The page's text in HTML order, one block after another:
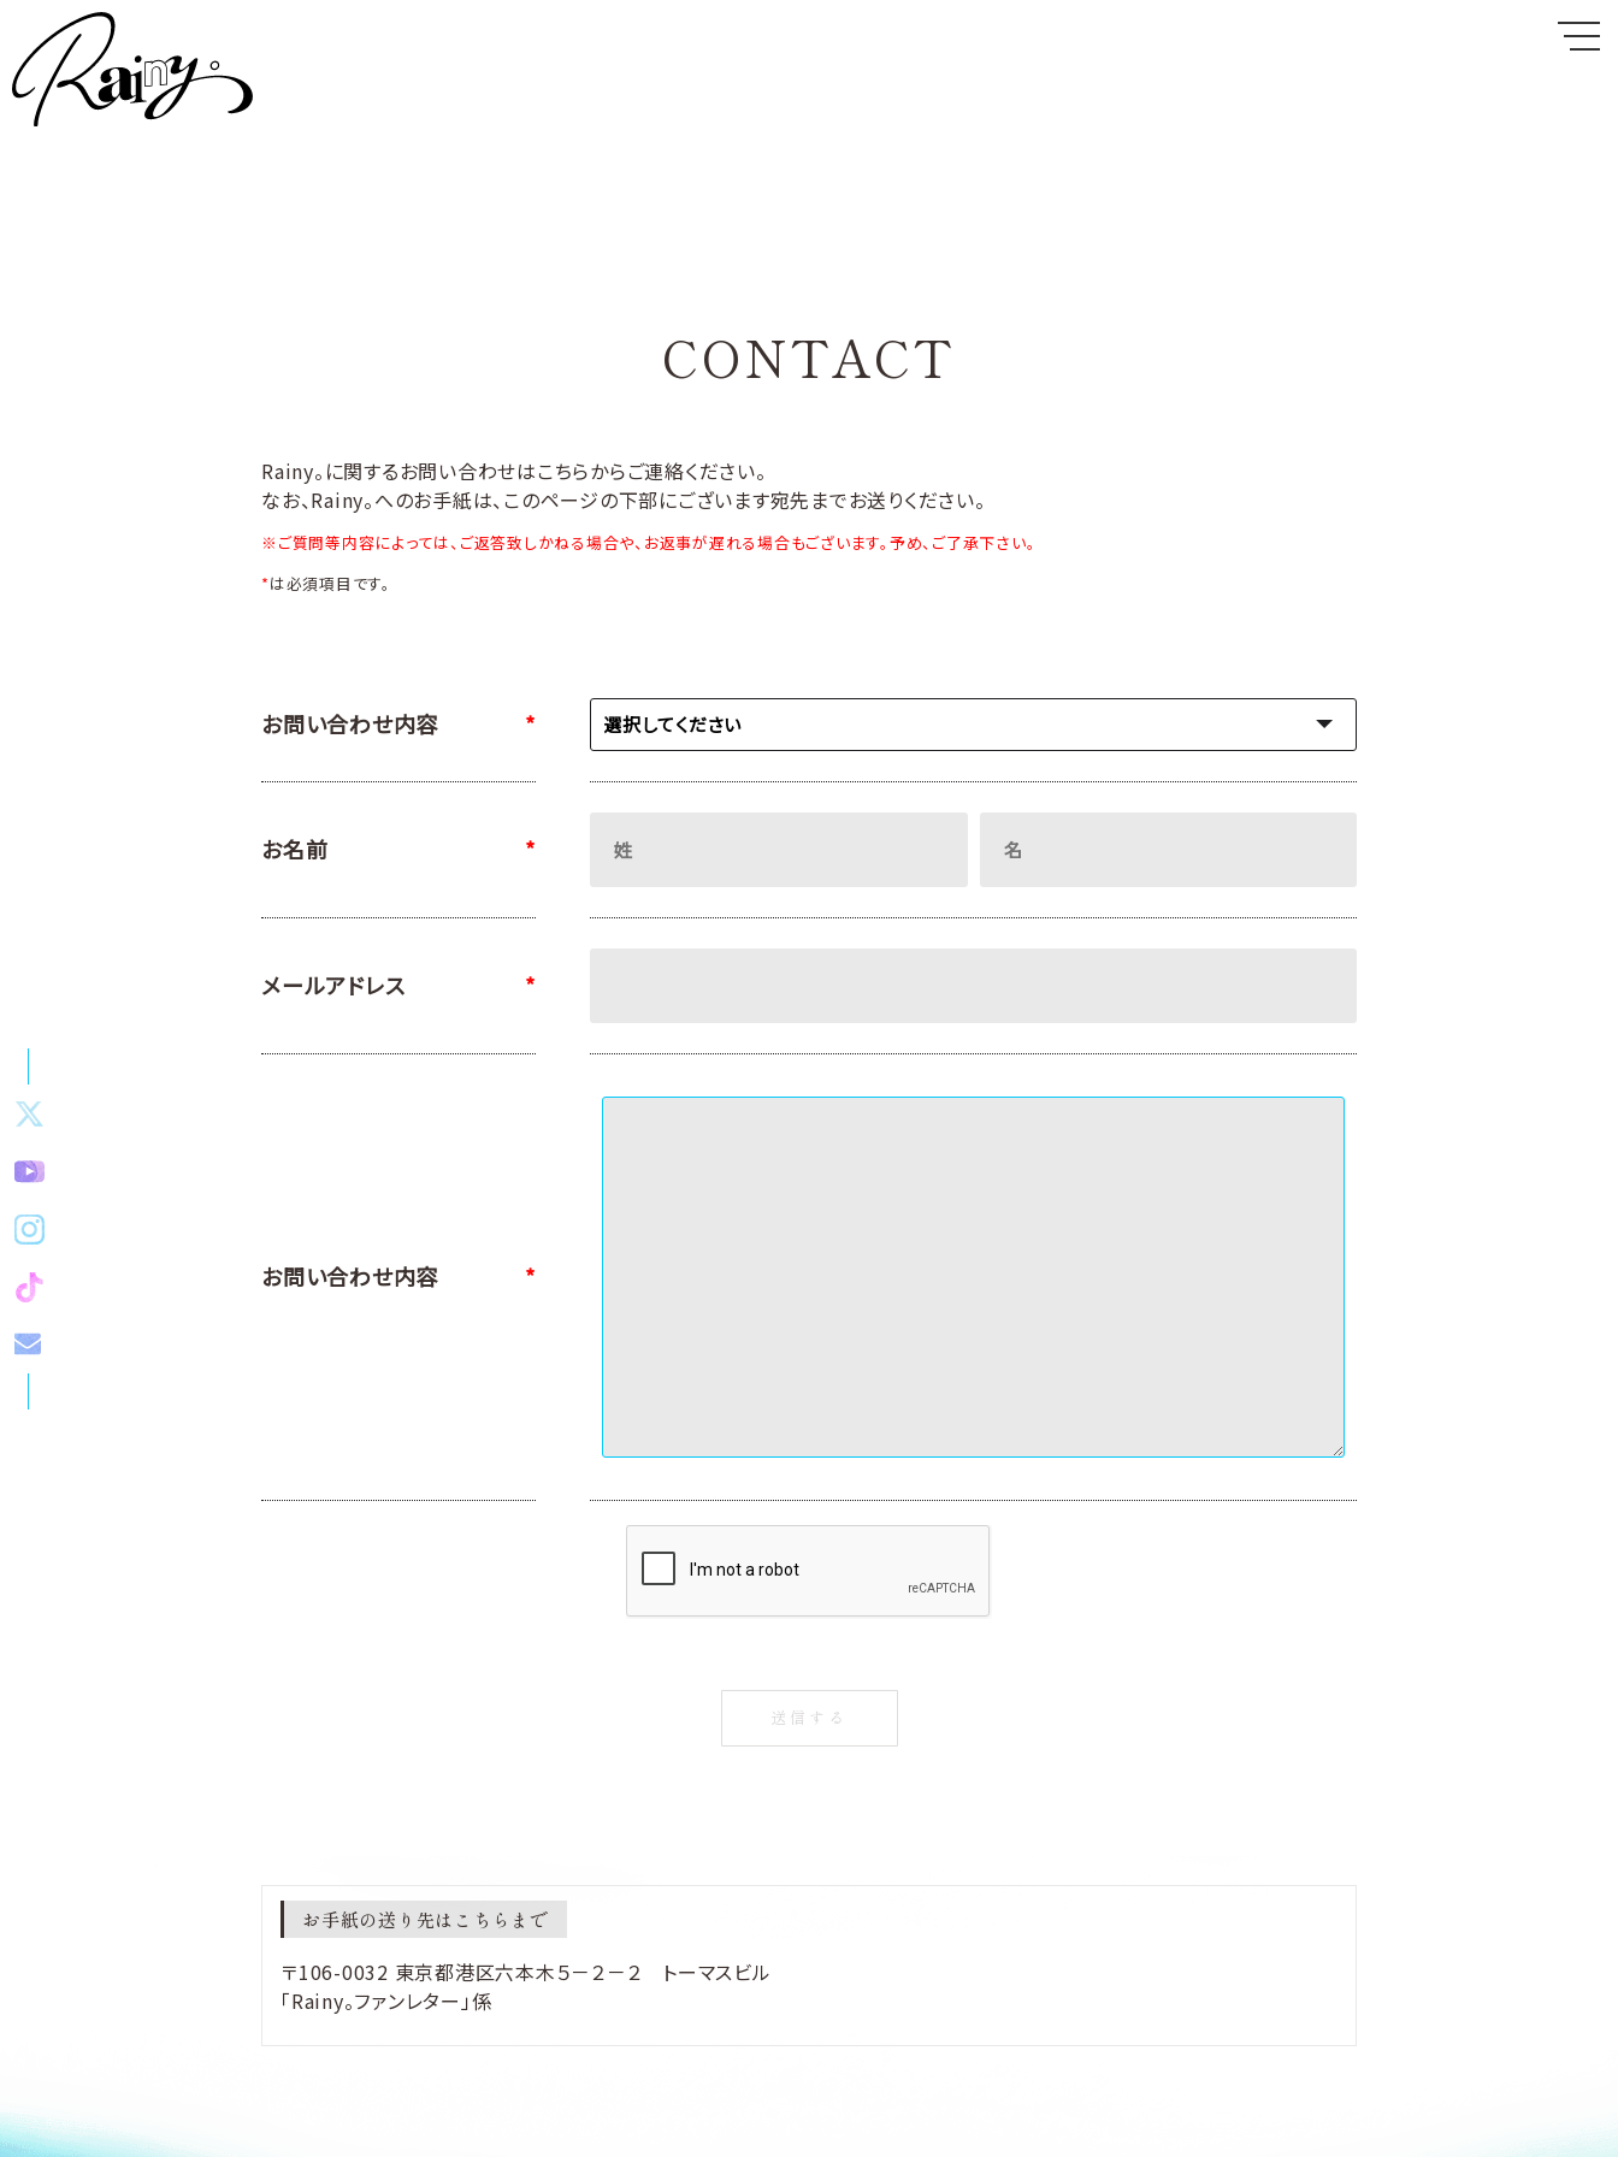
CONTACT
Rainy。に関するお問い合わせはこちらからご連絡ください。
なお、Rainy。へのお手紙は、このページの下部にございます宛先までお送りください。
※ご質問等内容によっては、ご返答致しかねる場合や、お返事が遅れる場合もございます。予め、ご了承下さい。
*は必須項目です。
お問い合わせ内容 *
お名前 *
メールアドレス *
お問い合わせ内容 *
お手紙の送り先はこちらまで
〒106-0032 東京都港区六本木５－２－２ トーマスビル
「Rainy。ファンレター」係